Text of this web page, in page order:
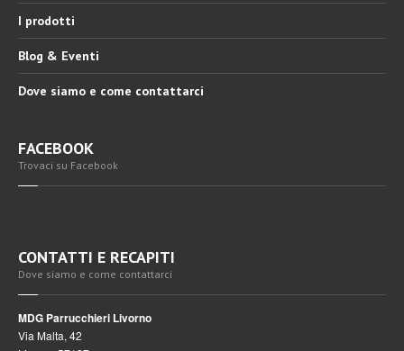
I prodotti
Blog & Eventi
Dove siamo e come contattarci
FACEBOOK
Trovaci su Facebook
CONTATTI E RECAPITI
Dove siamo e come contattarci
MDG Parrucchieri Livorno
Via Malta, 42